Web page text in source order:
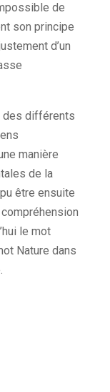
de
son principe
d’un
des différents
manière
de la
être ensuite
le mot
Nature dans